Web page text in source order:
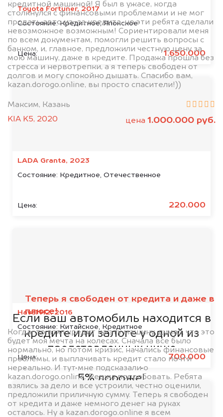
Toyota Fortuner, 2017
Состояние:Кредитное, Японское
Цена: 1.650.000
LADA Granta, 2023
Состояние: Кредитное, Отечественное
Цена: 220.000
Haval H2, 2016
Состояние: Китайское, Кредитное
Цена: 700.000
кредитной машиной! Я был в ужасе, когда
столкнулся с финансовыми проблемами и не мог
продать авто из-за кредита, но эти ребята сделали
невозможное возможным! Сориентировали меня
по всем документам, помогли решить вопросы с
банком, и, главное, предложили честную цену за
мою машину, даже в кредите. Продажа прошла без
стресса и нервотрепки, а я теперь свободен от
долгов и могу спокойно дышать. Спасибо вам,
kazan.dorogo.online, вы просто спасители!))
Максим, Казань
KIA K5, 2020
цена 1.000.000 руб.
Теперь я свободен от кредита и даже в
плюсе!
Когда-то взял кредит на эту машину, думал, что это
будет моя мечта на колесах. Сначала все было
нормально, но потом кризис, начались финансовые
проблемы, и выплачивать кредит стало почти
нереально. И тут мне подсказали о
kazan.dorogo.online. Решил попробовать. Ребята
взялись за дело и все устроили, честно оценили,
предложили приличную сумму. Теперь я свободен
от кредита и даже немного денег на руках
осталось. Ну а kazan.dorogo.online я всем
банками
Если ваш автомобиль находится в
кредите или залоге у одной из
представленных ниже
организаций, то мы купим его на
5% дороже!